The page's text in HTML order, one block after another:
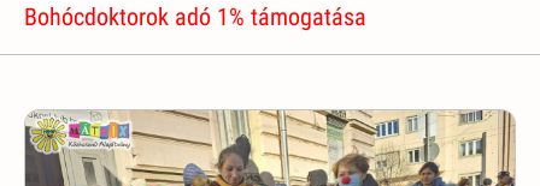
Bohócdoktorok adó 1% támogatása